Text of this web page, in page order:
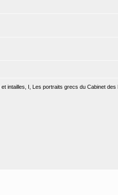
intailles, I, Les portraits grecs du Cabinet